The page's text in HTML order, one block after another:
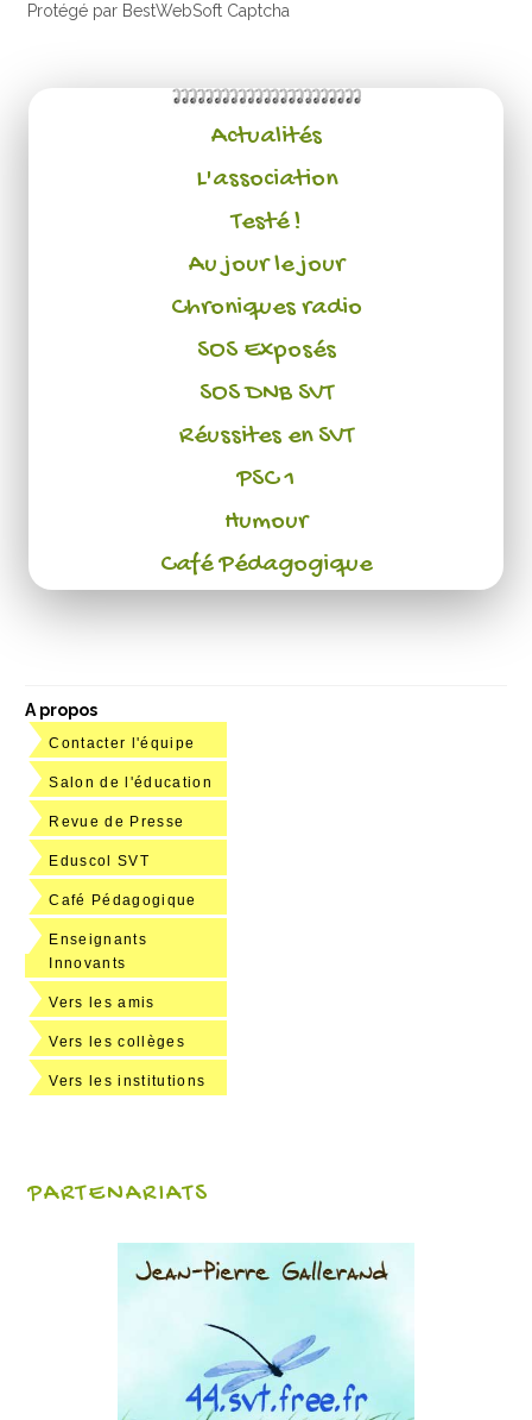
Protégé par BestWebSoft Captcha
Actualités
L'association
Testé !
Au jour le jour
Chroniques radio
SOS Exposés
SOS DNB SVT
Réussites en SVT
PSC 1
Humour
Café Pédagogique
A propos
Contacter l'équipe
Salon de l'éducation
Revue de Presse
Eduscol SVT
Café Pédagogique
Enseignants
Innovants
Vers les amis
Vers les collèges
Vers les institutions
PARTENARIATS